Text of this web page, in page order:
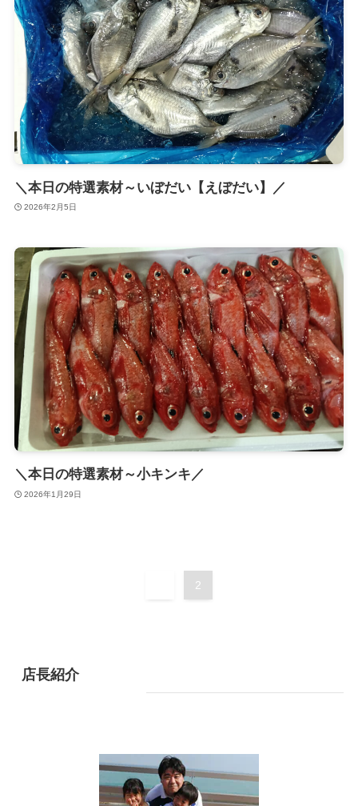
＼本日の特選素材～いぼだい【えぼだい】／
2026年2月5日
＼本日の特選素材～小キンキ／
2026年1月29日
2
店長紹介